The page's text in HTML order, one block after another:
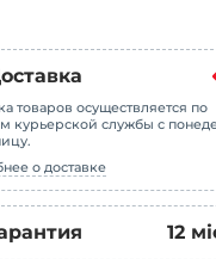
товаров осуществляется по
курьерской службы с
о доставке
12